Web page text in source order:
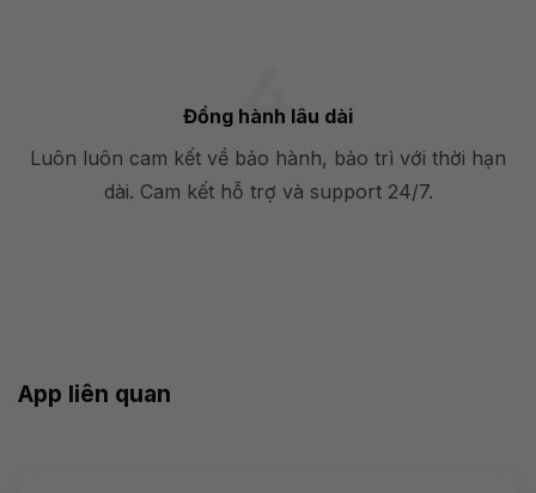
Đồng hành lâu dài
Luôn luôn cam kết về bảo hành, bảo trì với thời hạn
dài. Cam kết hỗ trợ và support 24/7.
App liên quan